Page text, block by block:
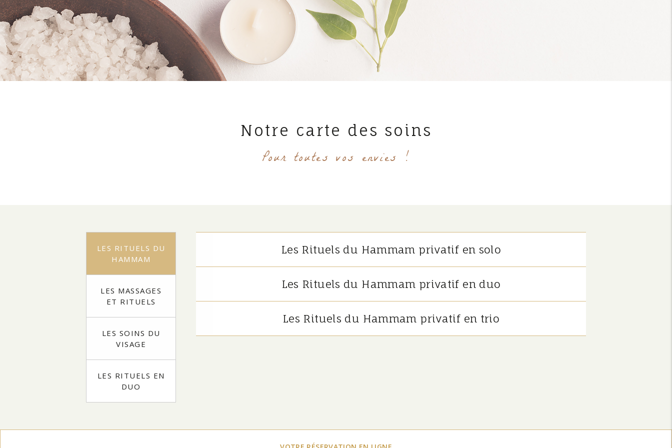
Notre carte des soins
Pour toutes vos envies !
LES RITUELS DU
HAMMAM
LES MASSAGES
ET RITUELS
LES SOINS DU
VISAGE
LES RITUELS EN
DUO
Les Rituels du Hammam privatif en solo
Les Rituels du Hammam privatif en duo
Les Rituels du Hammam privatif en trio